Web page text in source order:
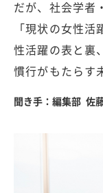
だが、社会学者
「現状の女性
性活躍の表と裏
慣行がもたらす
聞き手：編集部 佐